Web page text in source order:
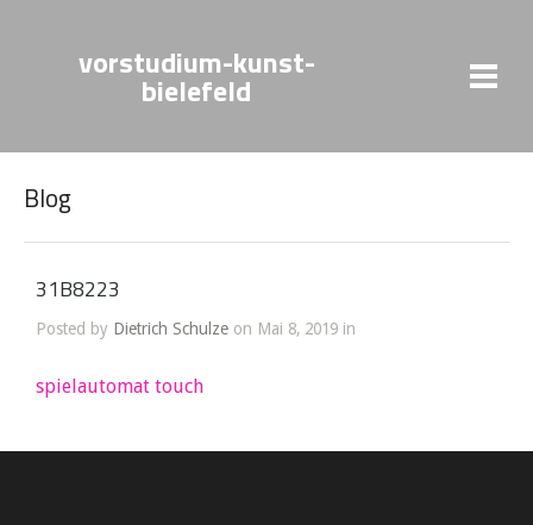
vorstudium-kunst-
bielefeld
Blog
31B8223
Posted by Dietrich Schulze on Mai 8, 2019 in
spielautomat touch